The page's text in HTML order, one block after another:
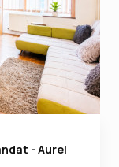
- Aurel